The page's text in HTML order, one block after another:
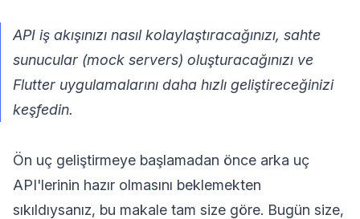
API iş akışınızı nasıl kolaylaştıracağınızı, sahte
sunucular (mock servers) oluşturacağınızı ve
Flutter uygulamalarını daha hızlı geliştireceğinizi
keşfedin.
Ön uç geliştirmeye başlamadan önce arka uç
API'lerinin hazır olmasını beklemekten
sıkıldıysanız, bu makale tam size göre. Bugün size,